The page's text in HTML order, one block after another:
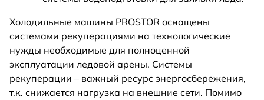
Холодильные машины PROSTOR оснащены
системами рекуперациями на технологические
нужды необходимые для полноценной
эксплуатации ледовой арены. Системы
рекуперации – важный ресурс энергосбережения,
т.к. снижается нагрузка на внешние сети. Помимо